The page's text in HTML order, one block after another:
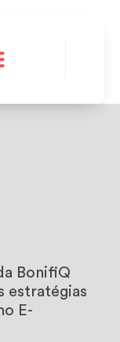
BonifiQ
estratégias
E-